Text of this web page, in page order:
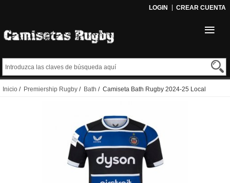
LOGIN CREAR CUENTA
Inicio / Premiership Rugby / Bath / Camiseta Bath Rugby 2024-25 Local